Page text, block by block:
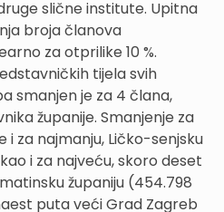
slične institute. Upitna
broja članova
za otprilike 10 %.
tijela svih
smanjen je za 4 člana,
županije. Smanjenje za
za najmanju, Ličko-senjsku
i za najveću, skoro deset
županiju (454.798
puta veći Grad Zagreb